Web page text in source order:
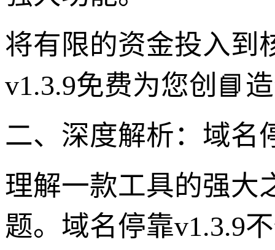
将有限的资金投入到
v1.3.9免费为您创📘
二、深度解析：域名
理解一款工具的强大
题。域名停靠v1.3.9